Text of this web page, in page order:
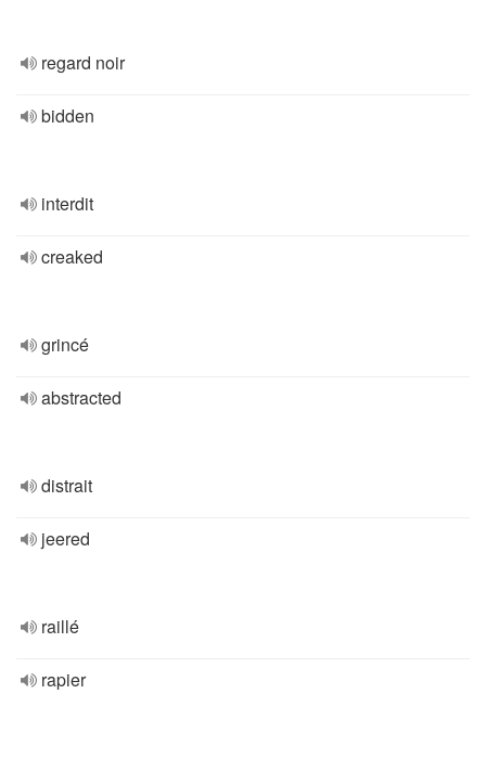
regard noir
bidden
interdit
creaked
grincé
abstracted
distrait
jeered
raillé
rapier